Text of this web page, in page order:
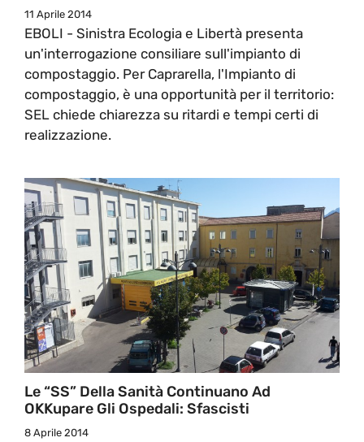
11 Aprile 2014
EBOLI - Sinistra Ecologia e Libertà presenta
un'interrogazione consiliare sull'impianto di
compostaggio. Per Caprarella, l'Impianto di
compostaggio, è una opportunità per il territorio:
SEL chiede chiarezza su ritardi e tempi certi di
realizzazione.
Le “SS” Della Sanità Continuano Ad
OKKupare Gli Ospedali: Sfascisti
8 Aprile 2014